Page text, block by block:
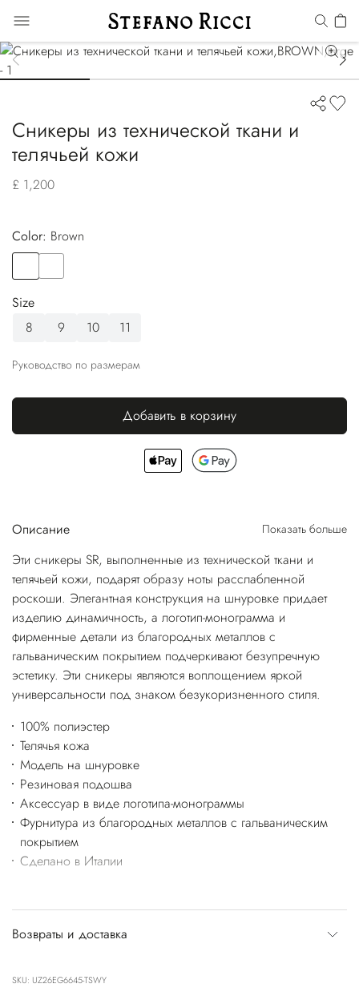
Сникеры из технической ткани и
телячьей кожи
£ 1,200
Color:
brown
Size
8
9 10 11
Руководство по размерам
Добавить в корзину
Описание Показать больше
Эти сникеры SR, выполненные из технической ткани и
телячьей кожи, подарят образу ноты расслабленной
роскоши. Элегантная конструкция на шнуровке придает
изделию динамичность, а логотип-монограмма и
фирменные детали из благородных металлов с
гальваническим покрытием подчеркивают безупречную
эстетику. Эти сникеры являются воплощением яркой
универсальности под знаком безукоризненного стиля.
100% полиэстер
Телячья кожа
Модель на шнуровке
Резиновая подошва
Аксессуар в виде логотипа-монограммы
Фурнитура из благородных металлов с гальваническим
покрытием
Сделано в Италии
Возвраты и доставка
SKU: UZ26EG6645-TSWY